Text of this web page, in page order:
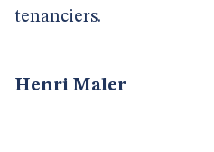
tenanciers.
Henri Maler